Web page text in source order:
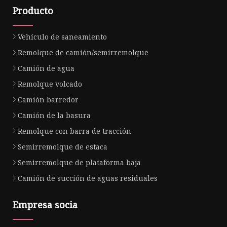
Producto
Vehículo de saneamiento
Remolque de camión/semirremolque
Camión de agua
Remolque volcado
Camión barredor
Camión de la basura
Remolque con barra de tracción
Semirremolque de estaca
Semirremolque de plataforma baja
Camión de succión de aguas residuales
Empresa socia